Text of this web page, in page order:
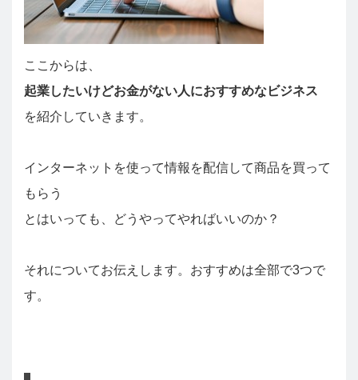
ここからは、
起業したいけどお金がない人におすすめなビジネス
を紹介していきます。
インターネットを使って情報を配信して商品を買って
もらう
とはいっても、どうやってやればいいのか？
それについてお伝えします。おすすめは全部で3つで
す。